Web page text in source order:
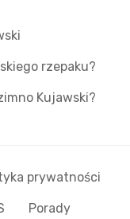
rzepaku?
Kujawski?
prywatności
Porady